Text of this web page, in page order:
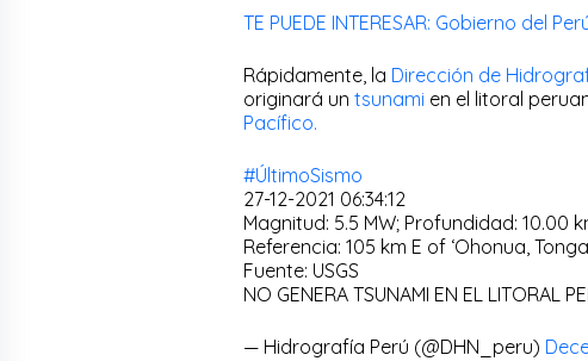
TE PUEDE INTERESAR: Gobierno del
Rápidamente, la Dirección de
originará un tsunami en el litoral
Pacífico.
#ÚltimoSismo
27-12-2021 06:34:12
Magnitud: 5.5 MW; Profundidad: 10.00
Referencia: 105 km E of ‘Ohonua, Tonga
Fuente: USGS
NO GENERA TSUNAMI EN EL LITORAL
— Hidrografía Perú (@DHN_peru)